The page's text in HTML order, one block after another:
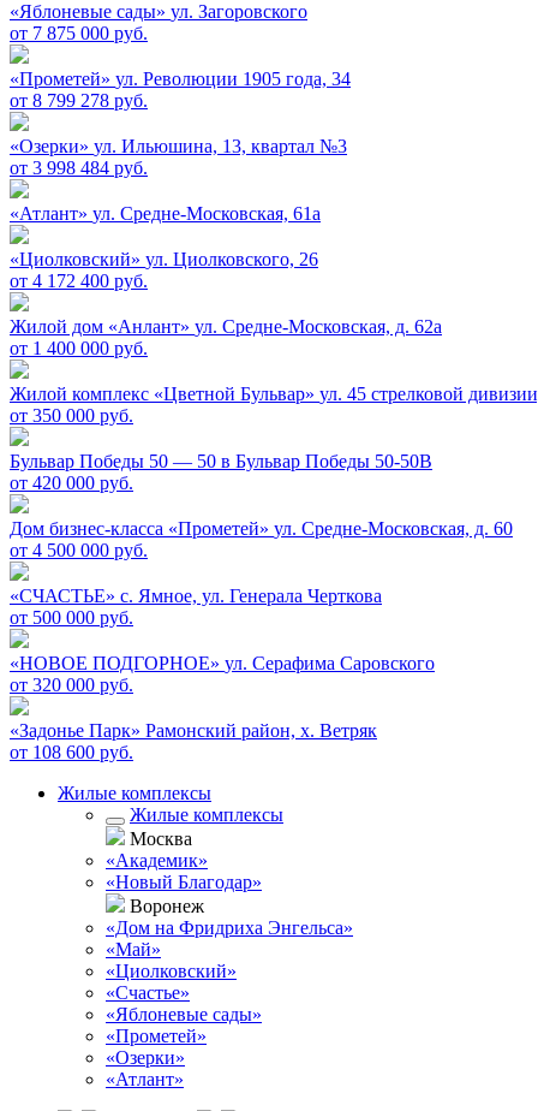
«Яблоневые сады» ул. Загоровского
от 7 875 000 руб.
«Прометей» ул. Революции 1905 года, 34
от 8 799 278 руб.
«Озерки» ул. Ильюшина, 13, квартал №3
от 3 998 484 руб.
«Атлант» ул. Средне-Московская, 61а
«Циолковский» ул. Циолковского, 26
от 4 172 400 руб.
Жилой дом «Анлант» ул. Средне-Московская, д. 62а
от 1 400 000 руб.
Жилой комплекс «Цветной Бульвар» ул. 45 стрелковой
от 350 000 руб.
Бульвар Победы 50 — 50 в Бульвар Победы 50-50В
от 420 000 руб.
Дом бизнес-класса «Прометей» ул. Средне-Московская, д. 60
от 4 500 000 руб.
«СЧАСТЬЕ» c. Ямное, ул. Генерала Черткова
от 500 000 руб.
«НОВОЕ ПОДГОРНОЕ» ул. Серафима Саровского
от 320 000 руб.
«Задонье Парк» Рамонский район, х. Ветряк
от 108 600 руб.
Жилые комплексы
Жилые комплексы
Москва
«Академик»
«Новый Благодар»
Воронеж
«Дом на Фридриха Энгельса»
«Май»
«Циолковский»
«Счастье»
«Яблоневые сады»
«Прометей»
«Озерки»
«Атлант»